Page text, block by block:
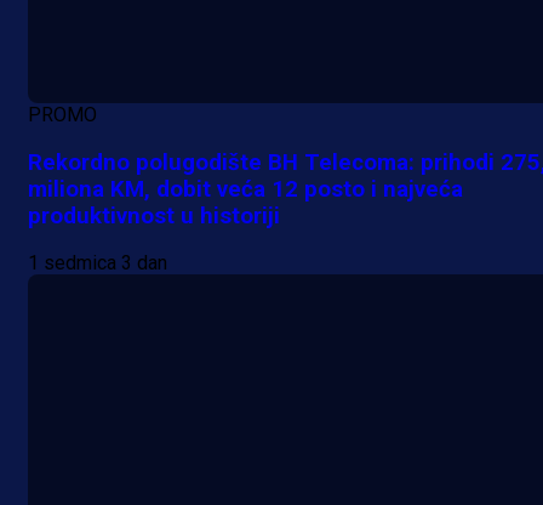
PROMO
Rekordno polugodište BH Telecoma: prihodi
miliona KM, dobit veća 12 posto i najveća
produktivnost u historiji
1 sedmica 3 dan